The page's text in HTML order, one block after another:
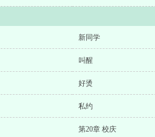
新同学
叫醒
好烫
私约
第20章 校庆